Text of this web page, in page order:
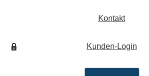
Kontakt
Kunden-Login